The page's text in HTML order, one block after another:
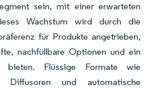
sein, mit einer erwarteten
Wachstum wird durch die
für Produkte angetrieben,
nachfüllbare Optionen und ein
bieten. Flüssige Formate wie
Diffusoren und automatische